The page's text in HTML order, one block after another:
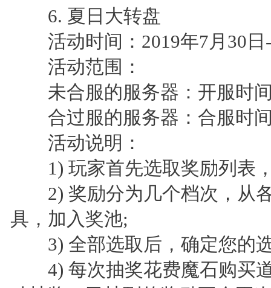
6. 夏日大转盘
活动时间：2019年7月30日-
活动范围：
未合服的服务器：开服时间
合过服的服务器：合服时间
活动说明：
1) 玩家首先选取奖励列表，
2) 奖励分为几个档次，从
具，加入奖池;
3) 全部选取后，确定您的
4) 每次抽奖花费魔石购买道